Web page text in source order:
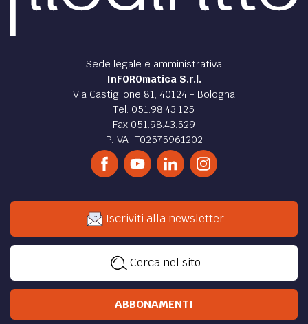
Sede legale e amministrativa
InFOROmatica S.r.l.
Via Castiglione 81, 40124 - Bologna
Tel. 051.98.43.125
Fax 051.98.43.529
P.IVA IT02575961202
Iscriviti alla newsletter
Cerca nel sito
ABBONAMENTI